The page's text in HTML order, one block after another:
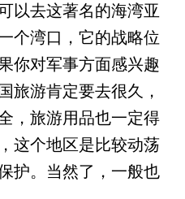
以去这著名的海湾亚
个湾口，它的战略位
你对军事方面感兴趣
旅游肯定要去很久，
，旅游用品也一定得
这个地区是比较动荡
护。当然了，一般也